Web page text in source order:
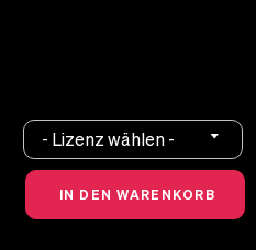
- Lizenz wählen -